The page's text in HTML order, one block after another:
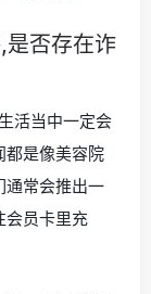
是否存在诈
活当中一定会
都是像美容院
通常会推出一
会员卡里充